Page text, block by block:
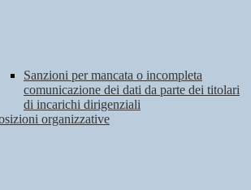
Sanzioni per mancata o incompleta
comunicazione dei dati da parte dei titolari
di incarichi dirigenziali
organizzative